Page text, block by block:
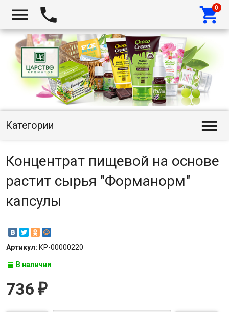
  
Категории 
Концентрат пищевой на основе
растит сырья "Форманорм"
капсулы
Артикул: КР-00000220
В наличии
736 ₽